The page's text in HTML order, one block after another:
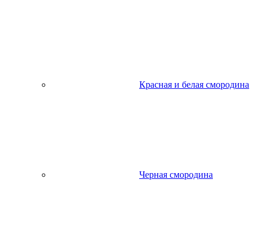
Красная и белая смородина
Черная смородина